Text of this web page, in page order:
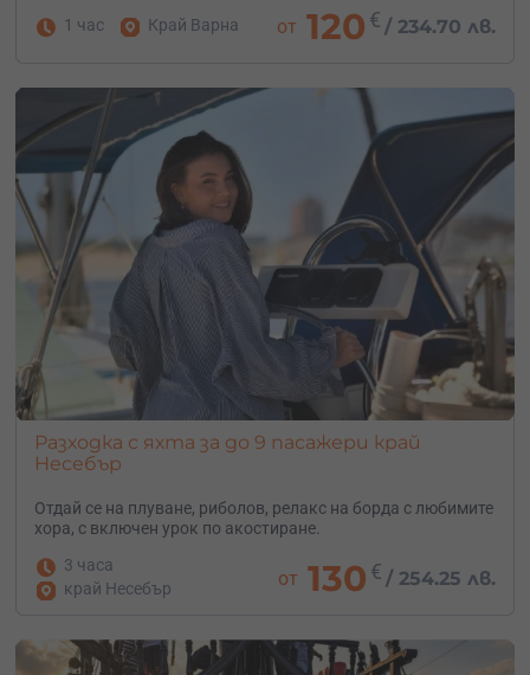
1 час Край Варна от 120 € /234.70 лв.
Разходка с яхта за до 9 пасажери край
Несебър
Отдай се на плуване, риболов, релакс на борда с любимите
хора, с включен урок по акостиране.
3 часа
край Несебър
от 130 € /254.25 лв.